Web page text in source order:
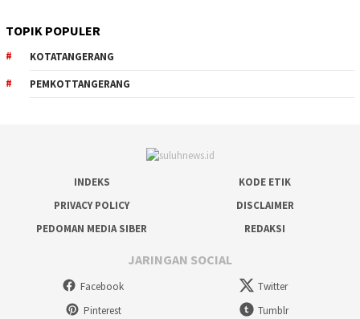
TOPIK POPULER
KOTATANGERANG
PEMKOTTANGERANG
INDEKS
KODE ETIK
PRIVACY POLICY
DISCLAIMER
PEDOMAN MEDIA SIBER
REDAKSI
JARINGAN SOCIAL
Facebook
Twitter
Pinterest
Tumblr